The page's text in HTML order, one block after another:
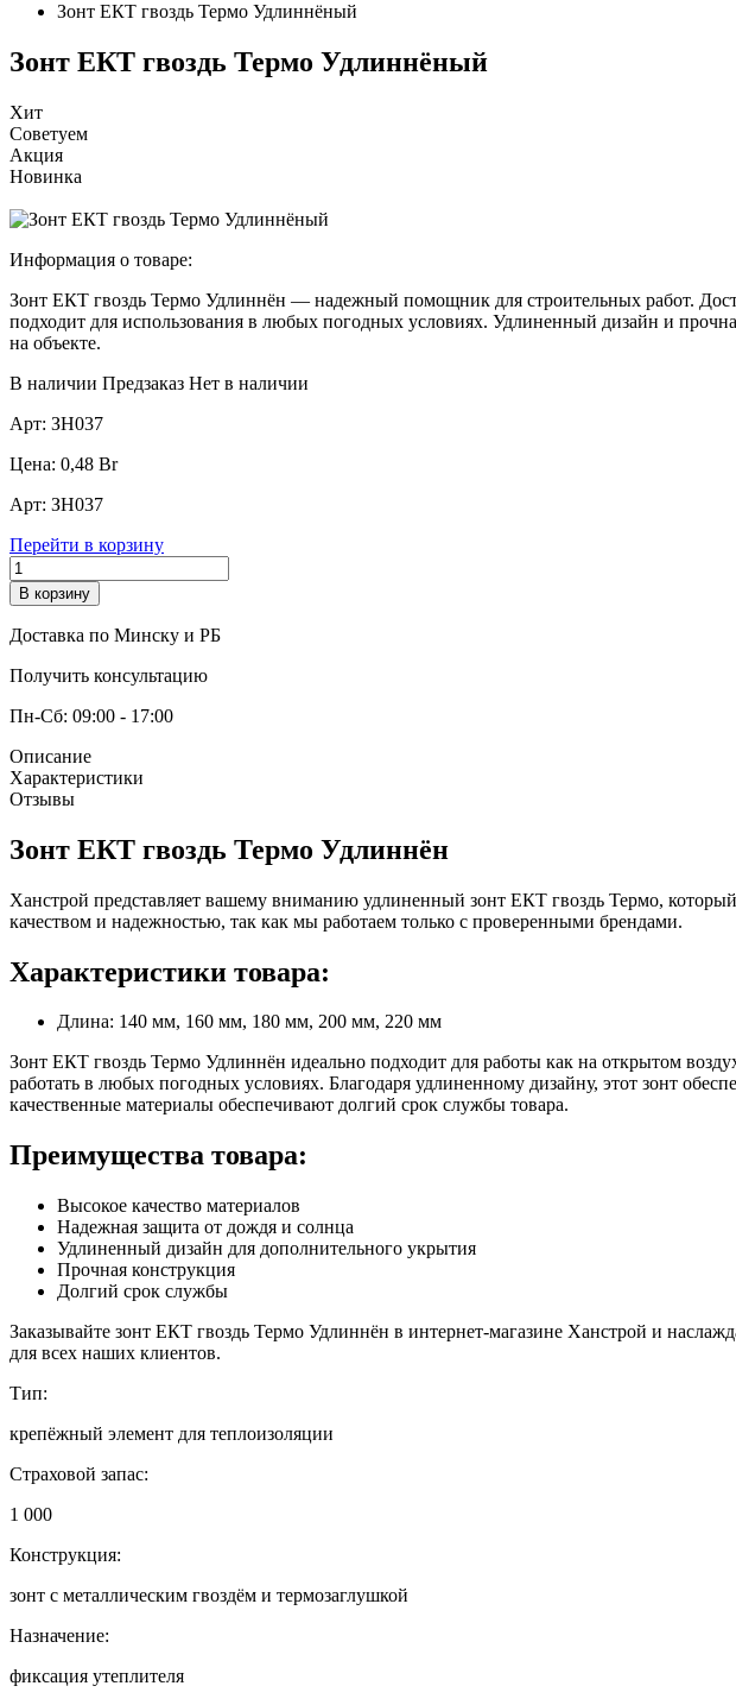
Зонт ЕКТ гвоздь Термо Удлиннёный
Зонт ЕКТ гвоздь Термо Удлиннёный
Хит
Советуем
Акция
Новинка
Информация о товаре:
Зонт ЕКТ гвоздь Термо Удлиннён — надежный помощник для строительных работ.
подходит для использования в любых погодных условиях. Удлиненный дизайн и
на объекте.
В наличии Предзаказ Нет в наличии
Арт: ЗН037
Цена: 0,48 Br
Арт: ЗН037
Перейти в корзину
В корзину
Доставка по Минску и РБ
Получить консультацию
Пн-Сб: 09:00 - 17:00
Описание
Характеристики
Отзывы
Зонт ЕКТ гвоздь Термо Удлиннён
Ханстрой представляет вашему вниманию удлиненный зонт ЕКТ гвоздь Термо,
качеством и надежностью, так как мы работаем только с проверенными брендами.
Характеристики товара:
Длина: 140 мм, 160 мм, 180 мм, 200 мм, 220 мм
Зонт ЕКТ гвоздь Термо Удлиннён идеально подходит для работы как на открытом
работать в любых погодных условиях. Благодаря удлиненному дизайну, этот зонт
качественные материалы обеспечивают долгий срок службы товара.
Преимущества товара:
Высокое качество материалов
Надежная защита от дождя и солнца
Удлиненный дизайн для дополнительного укрытия
Прочная конструкция
Долгий срок службы
Заказывайте зонт ЕКТ гвоздь Термо Удлиннён в интернет-магазине Ханстрой и
для всех наших клиентов.
Тип:
крепёжный элемент для теплоизоляции
Страховой запас:
1 000
Конструкция:
зонт с металлическим гвоздём и термозаглушкой
Назначение:
фиксация утеплителя